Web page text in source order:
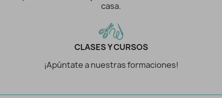
casa.
CLASES Y CURSOS
¡Apúntate a nuestras formaciones!